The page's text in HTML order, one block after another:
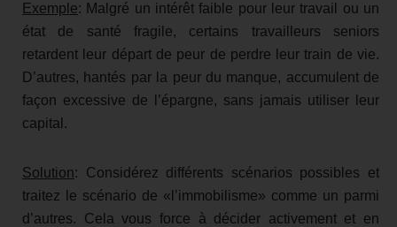
Exemple: Malgré un intérêt faible pour leur travail ou un
état de santé fragile, certains travailleurs seniors
retardent leur départ de peur de perdre leur train de vie.
D’autres, hantés par la peur du manque, accumulent de
façon excessive de l’épargne, sans jamais utiliser leur
capital.
Solution: Considérez différents scénarios possibles et
traitez le scénario de «l’immobilisme» comme un parmi
d’autres. Cela vous force à décider activement et en